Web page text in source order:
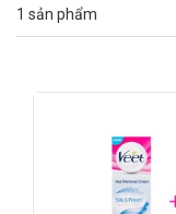
1 sản phẩm